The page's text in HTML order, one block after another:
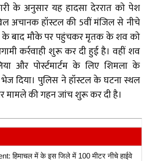
के अनुसार यह हादसा देररात को पेश
अचानक हॉस्टल की 5वीं मंजिल से नीचे
के बाद मौके पर पहुंचकर मृतक के शव को
कर्रवाही शुरू कर दी हुई है। वहीं शव
और पोर्स्टमार्टम के लिए शिमला के
दिया। पुलिस ने हॉस्टल के घटना स्थल
मामले की गहन जांच शुरू कर दी है।
हिमाचल में के इस​ जिले में 100 मीटर नीचे हाईवे